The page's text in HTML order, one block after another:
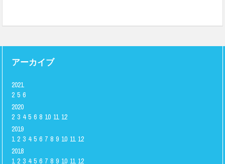
アーカイブ
2021
2 5 6
2020
2 3 4 5 6 8 10 11 12
2019
1 2 3 4 5 6 7 8 9 10 11 12
2018
1 2 3 4 5 6 7 8 9 10 11 12